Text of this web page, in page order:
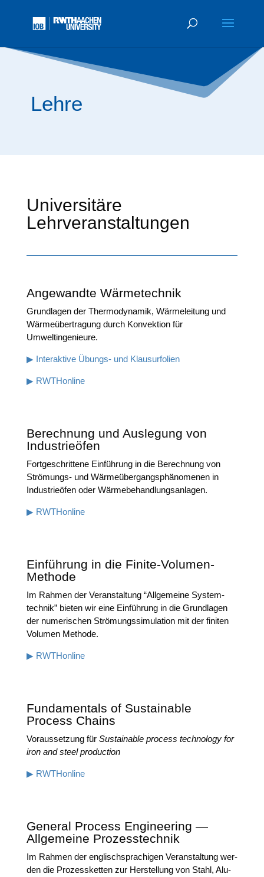
Lehre
Universitäre
Lehrveranstaltungen
Angewandte Wärmetechnik
Grund­la­gen der Ther­mo­dy­na­mik, Wär­me­lei­tung und
Wär­me­über­tra­gung durch Kon­vek­ti­on für
Umweltingenieure.
▶ Inter­ak­ti­ve Übungs- und Klausurfolien
▶ RWTHon­line
Berechnung und Auslegung von
Industrieöfen
Fort­ge­schrit­te­ne Ein­füh­rung in die Berech­nung von
Strö­mungs- und Wär­me­über­gangs­phä­no­me­nen in
Indus­trie­öfen oder Wärmebehandlungsanlagen.
▶ RWTHon­line
Einführung in die Finite-Volumen-
Methode
Im Rah­men der Ver­an­stal­tung “All­ge­mei­ne Sys­tem­
tech­nik” bie­ten wir eine Ein­füh­rung in die Grund­la­gen
der nume­ri­schen Strö­mungs­si­mu­la­ti­on mit der fini­ten
Volu­men Methode.
▶ RWTHon­line
Fundamentals of Sustainable
Process Chains
Vor­aus­set­zung für Sus­tainable pro­cess tech­no­lo­gy for
iron and steel production
▶ RWTHon­line
General Process Engineering —
Allgemeine Prozesstechnik
Im Rah­men der eng­lisch­spra­chi­gen Ver­an­stal­tung wer­
den die Pro­zess­ket­ten zur Her­stel­lung von Stahl, Alu­